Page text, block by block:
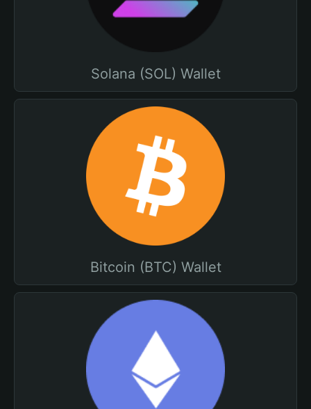
Solana (SOL) Wallet
Bitcoin (BTC) Wallet